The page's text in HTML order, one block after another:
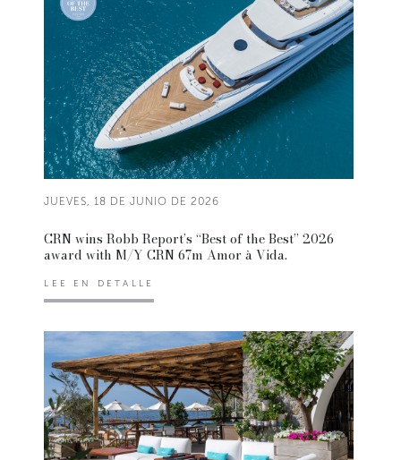
JUEVES, 18 DE JUNIO DE 2026
CRN wins Robb Report’s “Best of the Best” 2026
award with M/Y CRN 67m Amor à Vida.
LEE EN DETALLE